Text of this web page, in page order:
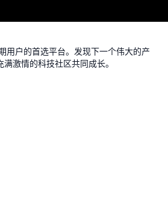
用户的首选平台。发现下一个伟大的产
激情的科技社区共同成长。